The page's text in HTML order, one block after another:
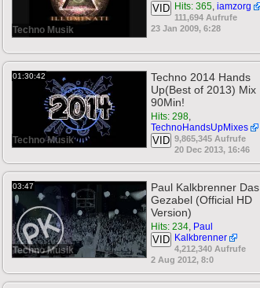
Techno Musik
Hits: 365, iamzorg
VID
111,694 Aufrufe
23 Jan 2009, 6:28
01:30:42
Techno Musik
Techno 2014 Hands
Up(Best of 2013) Mix
90Min!
Hits: 298,
TechnoHandsUpMixes
VID 9,865,345 Aufrufe
20 Dec 2013, 16:46
03:47
Techno Musik
Paul Kalkbrenner Das
Gezabel (Official HD
Version)
Hits: 234, Paul
Kalkbrenner
VID
4,212,340 Aufrufe
2 Aug 2012, 8:0